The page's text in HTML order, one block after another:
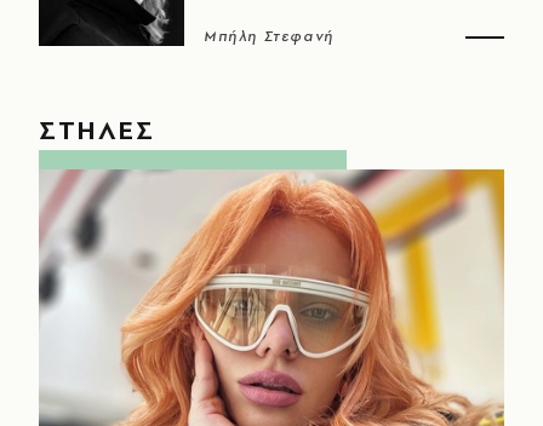
Μπήλη Στεφανή
ΣΤΗΛΕΣ